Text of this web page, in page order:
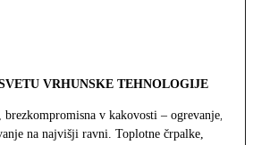
VRHUNSKE TEHNOLOGIJE
brezkompromisna v kakovosti – ogrevanje,
na najvišji ravni. Toplotne črpalke,